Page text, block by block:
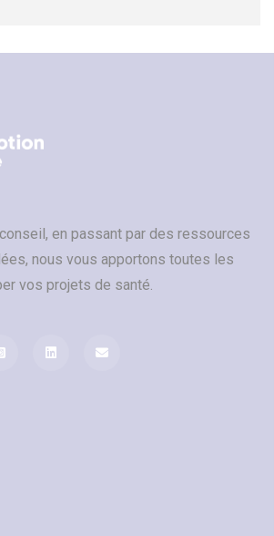
en passant par des ressources
nous vous apportons toutes les
vos projets de santé.